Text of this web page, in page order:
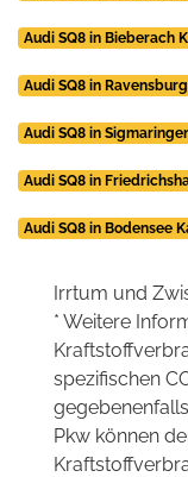
Audi SQ8 in Bieberach
Audi SQ8 in
Audi SQ8 in
Audi SQ8 in
Audi SQ8 in Bodensee
Irrtum und
* Weitere
spezifischen
Pkw können